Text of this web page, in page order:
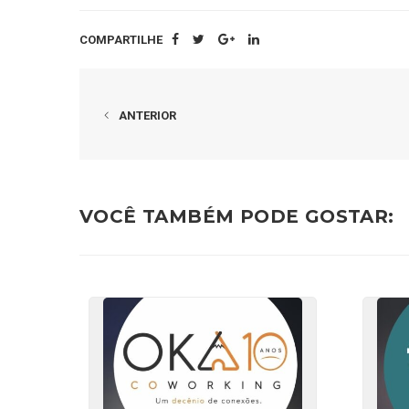
COMPARTILHE
ANTERIOR
VOCÊ TAMBÉM PODE GOSTAR: